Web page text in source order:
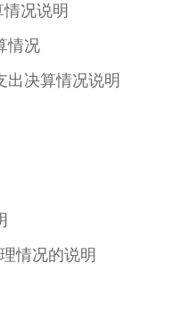
况说明
情况
决算情况说明
情况的说明